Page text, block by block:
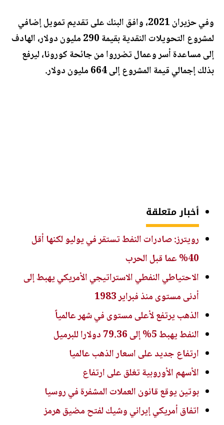
وفي حزيران 2021، وافق البنك على تقديم تمويل إضافي
لمشروع التحويلات النقدية بقيمة 290 مليون دولار، الهادف
إلى مساعدة أسر وعمال تضرروا من جائحة كورونا، ليرفع
بذلك إجمالي قيمة المشروع إلى 664 مليون دولار.
أخبار متعلقة
رويترز: صادرات النفط تستقر في يوليو لكنها أقل
40% عما قبل الحرب
الاحتياطي النفطي الاستراتيجي الأمريكي يهبط إلى
أدنى مستوى منذ فبراير 1983
الذهب يرتفع لأعلى مستوى في شهر عالمياً
النفط يهبط 5% إلى 79.36 دولارا للبرميل
ارتفاع جديد على اسعار الذهب عالميا
الأسهم الأوروبية تغلق على ارتفاع
بوتين يوقع قانون العملات المشفرة في روسيا
اتفاق أمريكي إيراني وشيك لفتح مضيق هرمز